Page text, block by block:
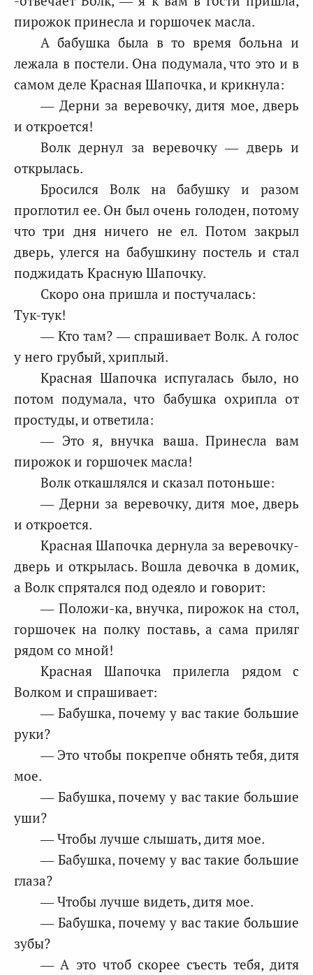
пирожок принесла и горшочек масла.
А бабушка была в то время больна и
лежала в постели. Она подумала, что это и в
самом деле Красная Шапочка, и крикнула:
— Дерни за веревочку, дитя мое, дверь
и откроется!
Волк дернул за веревочку — дверь и
открылась.
Бросился Волк на бабушку и разом
проглотил ее. Он был очень голоден, потому
что три дня ничего не ел. Потом закрыл
дверь, улегся на бабушкину постель и стал
поджидать Красную Шапочку.
Скоро она пришла и постучалась:
Тук-тук!
— Кто там? — спрашивает Волк. А голос
у него грубый, хриплый.
Красная Шапочка испугалась было, но
потом подумала, что бабушка охрипла от
простуды, и ответила:
— Это я, внучка ваша. Принесла вам
пирожок и горшочек масла!
Волк откашлялся и сказал потоньше:
— Дерни за веревочку, дитя мое, дверь
и откроется.
Красная Шапочка дернула за веревочку-
дверь и открылась. Вошла девочка в домик,
а Волк спрятался под одеяло и говорит:
— Положи-ка, внучка, пирожок на стол,
горшочек на полку поставь, а сама приляг
рядом со мной!
Красная Шапочка прилегла рядом с
Волком и спрашивает:
— Бабушка, почему у вас такие большие
руки?
— Это чтобы покрепче обнять тебя, дитя
мое.
— Бабушка, почему у вас такие большие
уши?
— Чтобы лучше слышать, дитя мое.
— Бабушка, почему у вас такие большие
глаза?
— Чтобы лучше видеть, дитя мое.
— Бабушка, почему у вас такие большие
зубы?
— А это чтоб скорее съесть тебя, дитя